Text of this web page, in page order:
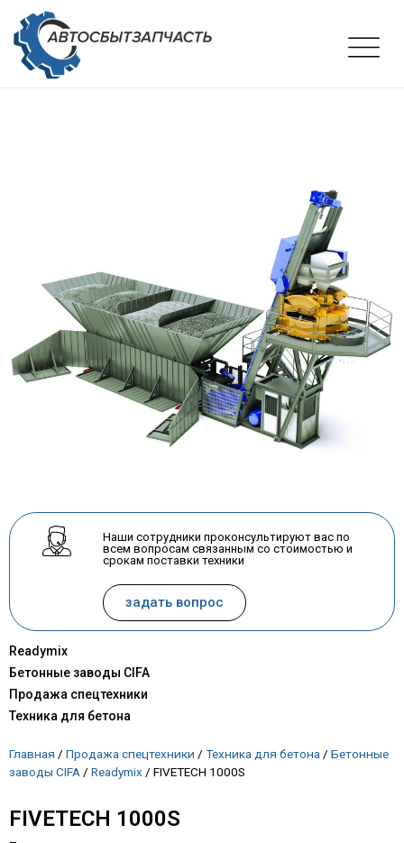
Наши сотрудники проконсультируют вас по
всем вопросам связанным со стоимостью и
срокам поставки техники
задать вопрос
Readymix
Бетонные заводы CIFA
Продажа спецтехники
Техника для бетона
Главная / Продажа спецтехники / Техника для бетона/ Бетонные
заводы CIFA/ Readymix/ FIVETECH 1000S
FIVETECH 1000S